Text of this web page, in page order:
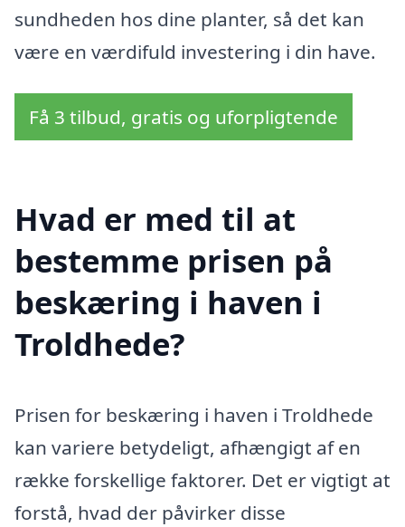
sundheden hos dine planter, så det kan
være en værdifuld investering i din have.
Få 3 tilbud, gratis og uforpligtende
Hvad er med til at
bestemme prisen på
beskæring i haven i
Troldhede?
Prisen for beskæring i haven i Troldhede
kan variere betydeligt, afhængigt af en
række forskellige faktorer. Det er vigtigt at
forstå, hvad der påvirker disse